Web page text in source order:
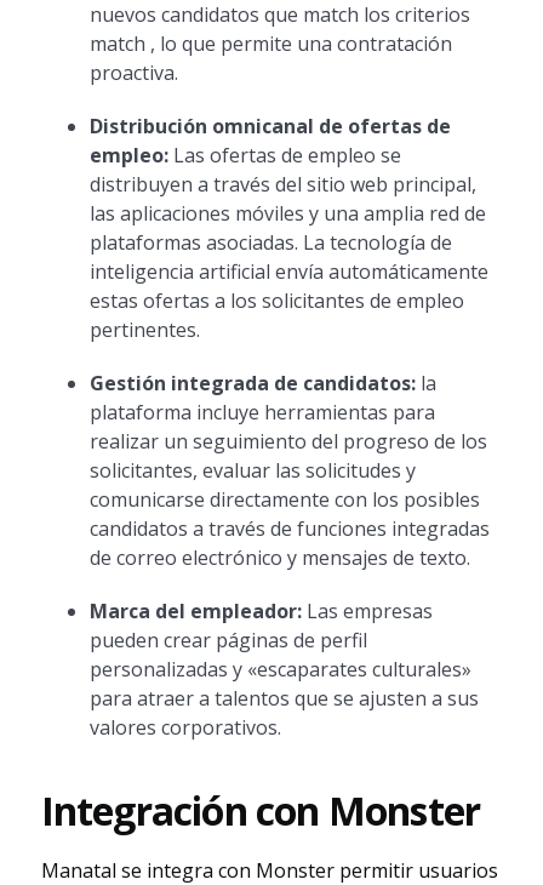
nuevos candidatos que match los criterios
match , lo que permite una contratación
proactiva.
Distribución omnicanal de ofertas de
empleo:Las ofertas de empleo se
distribuyen a través del sitio web principal,
las aplicaciones móviles y una amplia red de
plataformas asociadas. La tecnología de
inteligencia artificial envía automáticamente
estas ofertas a los solicitantes de empleo
pertinentes.
Gestión integrada de candidatos:la
plataforma incluye herramientas para
realizar un seguimiento del progreso de los
solicitantes, evaluar las solicitudes y
comunicarse directamente con los posibles
candidatos a través de funciones integradas
de correo electrónico y mensajes de texto.
Marca del empleador:Las empresas
pueden crear páginas de perfil
personalizadas y «escaparates culturales»
para atraer a talentos que se ajusten a sus
valores corporativos.
Integración con Monster
Manatal se integra con Monster permitir usuarios